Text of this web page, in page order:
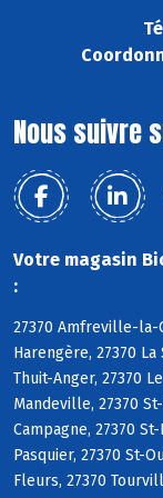
Nous suivre
Votre magasin
:
27370 Amfreville-la-
Harengère, 27370 La
Thuit-Anger, 27370
Mandeville, 27370
Campagne, 27370
Pasquier, 27370 St-
Fleurs, 27370